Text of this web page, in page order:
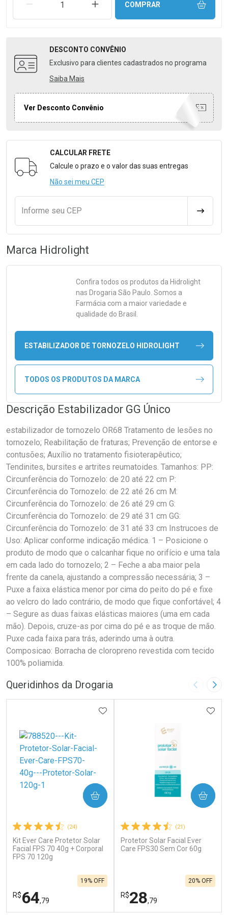
REMOVER UMA UNIDADEAUMENTAR UMA UNIDADE
COMPRAR
DESCONTO CONVÊNIO
Exclusivo para clientes cadastrados no programa
Saiba Mais
Ver Desconto Convênio
Formulário para Calcular o Frete
CALCULAR FRETE
Calcule o prazo e o valor das suas entregas
Não sei meu CEP
Informe seu CEP
Marca Hidrolight
Confira todos os produtos da Hidrolight
nas Drogaria São Paulo. Somos a
Farmácia com a maior variedade e
qualidade do Brasil.
ESTABILIZADOR DE TORNOZELO HIDROLIGHT
TODOS OS PRODUTOS DA MARCA
Descrição Estabilizador GG Único
estabilizador de tornozelo OR68 Tratamento de lesões no
tornozelo; Reabilitação de fraturas; Prevenção de entorse e
contusões; Auxílio no tratamento fisioterapêutico;
Tendinites, bursites e artrites reumatoides. Tamanhos: PP:
Circunferência do Tornozelo: de 20 até 22 cm P:
Circunferência do Tornozelo: de 22 até 26 cm M:
Circunferência do Tornozelo: de 26 até 29 cm G:
Circunferência do Tornozelo: de 29 até 31 cm GG:
Circunferência do Tornozelo: de 31 até 33 cm Instrucoes de
Uso: Aplicar conforme indicação médica. 1 – Posicione o
produto de modo que o calcanhar fique no orifício e uma tala
em cada lado do tornozelo; 2 – Feche a aba maior pela
frente da canela, ajustando a compressão necessária; 3 –
Puxe a faixa elástica menor por cima do peito do pé e fixe
ao velcro do lado contrário, de modo que fique confortável; 4
– Segure as duas faixas elásticas maiores (uma em cada
mão). Depois, cruze-as por cima do pé e as troque de mão.
Puxe cada faixa para trás, aderindo uma à outra.
Composicao: Borracha de cloropreno revestida com tecido
100% poliamida.
Queridinhos da Drogaria Imagem
(24)
Kit Ever Care Protetor Solar
Facial FPS 70 40g + Corporal
FPS 70 120g
R$64,79
19% OFF
ADICIONAR AOS FAVORITOS
COMPRAR
(21)
Protetor Solar Facial Ever
Care FPS30 Sem Cor 60g
R$28,79
20% OFF
COMPRAR